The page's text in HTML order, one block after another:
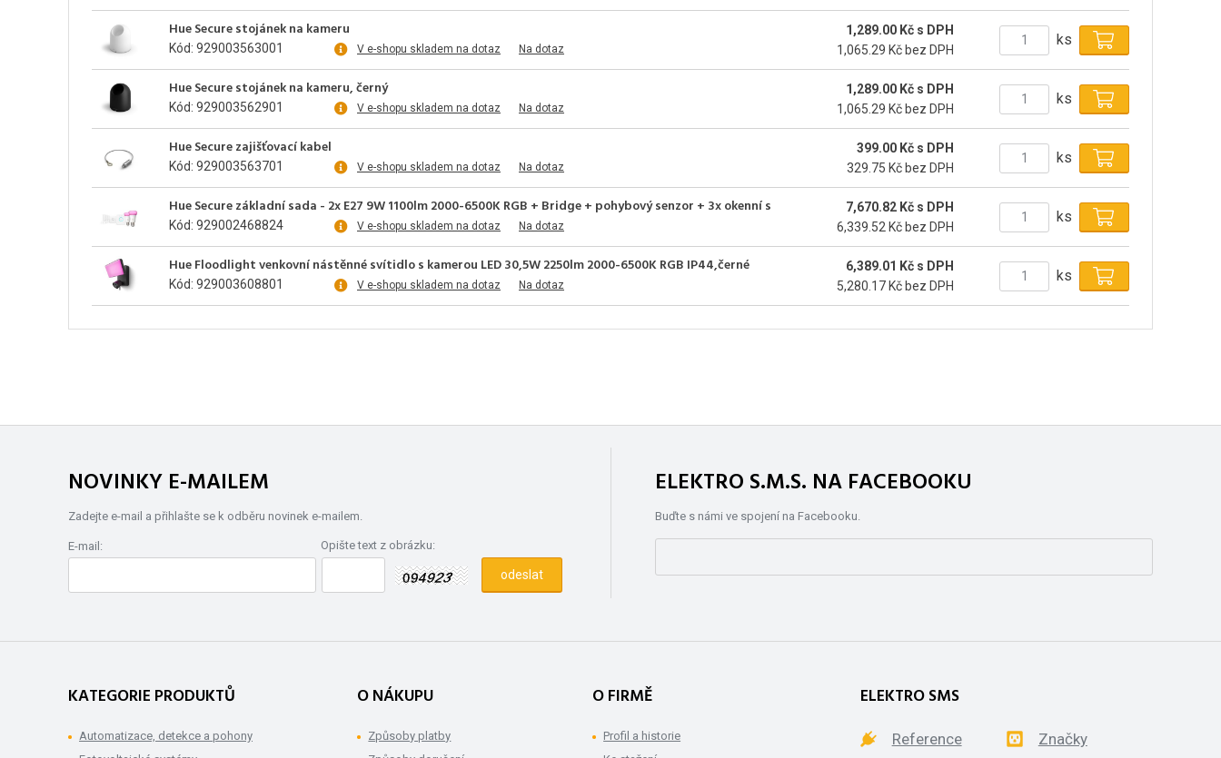
Hue Secure stojánek na kameru
Kód: 929003563001 V e-shopu skladem na dotaz Na dotaz
1,289.00 Kč s DPH
1,065.29 Kč bez DPH
ks
Hue Secure stojánek na kameru, černý
Kód: 929003562901 V e-shopu skladem na dotaz Na dotaz
1,289.00 Kč s DPH
1,065.29 Kč bez DPH
ks
Hue Secure zajišťovací kabel
Kód: 929003563701 V e-shopu skladem na dotaz Na dotaz
399.00 Kč s DPH
329.75 Kč bez DPH
ks
Hue Secure základní sada - 2x E27 9W 1100lm 2000-6500K RGB + Bridge + pohybový senzor + 3x okenní s
Kód: 929002468824 V e-shopu skladem na dotaz Na dotaz
7,670.82 Kč s DPH
6,339.52 Kč bez DPH
ks
Hue Floodlight venkovní nástěnné svítidlo s kamerou LED 30,5W 2250lm 2000-6500K RGB IP44,černé
Kód: 929003608801 V e-shopu skladem na dotaz Na dotaz
6,389.01 Kč s DPH
5,280.17 Kč bez DPH
ks
NOVINKY E-MAILEM
Zadejte e-mail a přihlašte se k odběru novinek e-mailem.
E-mail: Opište text z obrázku:
ELEKTRO S.M.S. NA FACEBOOKU
Buďte s námi ve spojení na Facebooku.
KATEGORIE PRODUKTŮ
Automatizace, detekce a pohony
O NÁKUPU
Způsoby platby
O FIRMĚ
Profil a historie
ELEKTRO SMS
Reference Značky